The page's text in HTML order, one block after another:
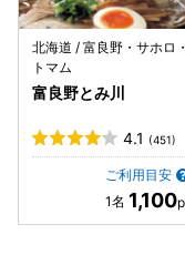
北海道 / 富良野・サホロ・
トマム
富良野とみ川
4.1 (451)
ご利用目安
1,100